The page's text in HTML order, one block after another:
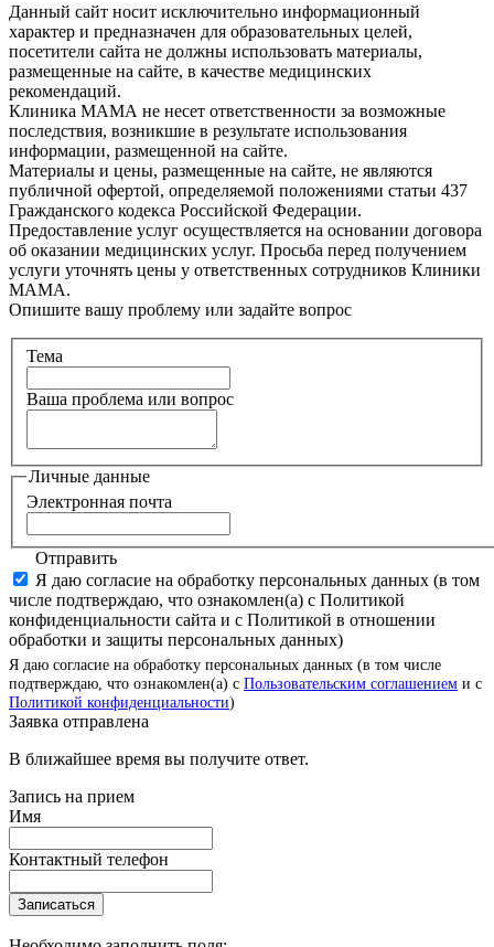
Данный сайт носит исключительно информационный
характер и предназначен для образовательных целей,
посетители сайта не должны использовать материалы,
размещенные на сайте, в качестве медицинских
рекомендаций.
Клиника МАМА не несет ответственности за возможные
последствия, возникшие в результате использования
информации, размещенной на сайте.
Материалы и цены, размещенные на сайте, не являются
публичной офертой, определяемой положениями статьи 437
Гражданского кодекса Российской Федерации.
Предоставление услуг осуществляется на основании договора
об оказании медицинских услуг. Просьба перед получением
услуги уточнять цены у ответственных сотрудников Клиники
МАМА.
Опишите вашу проблему или задайте вопрос
Тема
Ваша проблема или вопрос
Личные данные
Электронная почта
Отправить
Я даю согласие на обработку персональных данных (в том
числе подтверждаю, что ознакомлен(а) с Политикой
конфиденциальности сайта и с Политикой в отношении
обработки и защиты персональных данных)
Я даю согласие на обработку персональных данных (в том числе
подтверждаю, что ознакомлен(а) с Пользовательским соглашением и с
Политикой конфиденциальности)
Заявка отправлена
В ближайшее время вы получите ответ.
Запись на прием
Имя
Контактный телефон
Записаться